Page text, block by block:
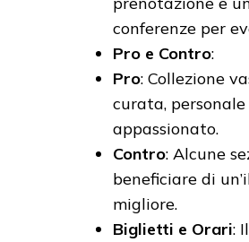
conferenze per
Pro e Contro:
Pro: Collezione
curata,
appassionato.
Contro: Alcune
beneficiare di
migliore.
Biglietti e Orari: